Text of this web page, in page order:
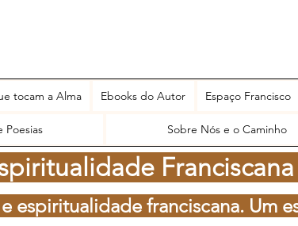
tocam a Alma Ebooks do Autor Espaço Francisco
Poesias Sobre Nós e o Caminho
espiritualidade franciscana. Um